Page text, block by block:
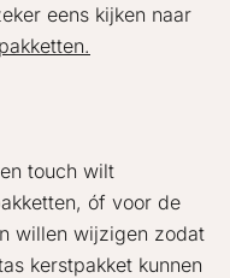
eens kijken naar
touch wilt
óf voor de
willen wijzigen zodat
kerstpakket kunnen